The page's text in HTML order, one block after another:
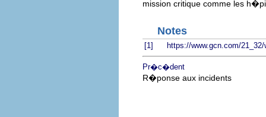
mission critique comme les
Notes
[1] https://www.gcn.com/
Pr�c�dent
R�ponse aux incidents